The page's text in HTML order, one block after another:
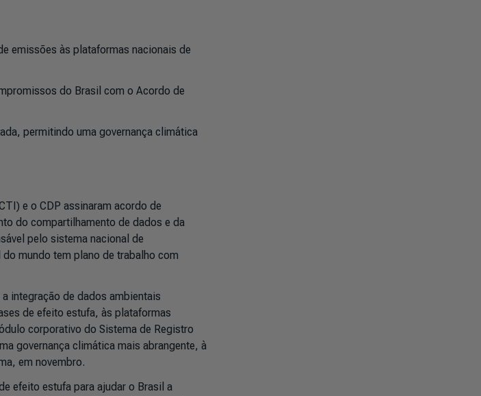
emissões às plataformas nacionais de
do Brasil com o Acordo de
permitindo uma governança climática
e o CDP assinaram acordo de
do compartilhamento de dados e da
pelo sistema nacional de
mundo tem plano de trabalho com
integração de dados ambientais
de efeito estufa, às plataformas
corporativo do Sistema de Registro
governança climática mais abrangente, à
em novembro.
efeito estufa para ajudar o Brasil a